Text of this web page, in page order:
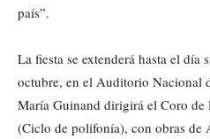
país”.
La fiesta se extenderá hasta el
octubre, en el Auditorio Nacional
María Guinand dirigirá el Coro
(Ciclo de polifonía), con obras de